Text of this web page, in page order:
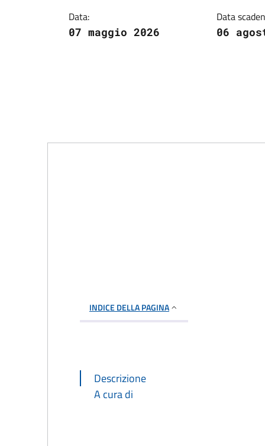
Data:
07 maggio 2026
Data
06
INDICE DELLA PAGINA
Descrizione
A cura di